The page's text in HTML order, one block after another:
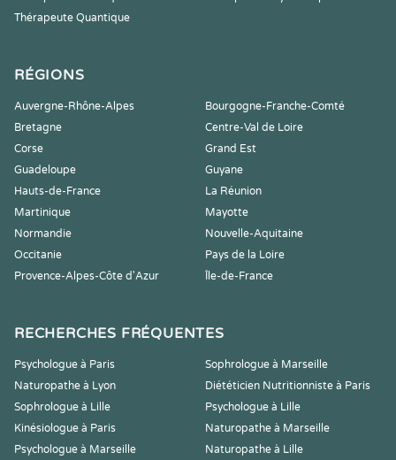
Thérapeute Quantique
RÉGIONS
Auvergne-Rhône-Alpes
Bourgogne-Franche-Comté
Bretagne
Centre-Val de Loire
Corse
Grand Est
Guadeloupe
Guyane
Hauts-de-France
La Réunion
Martinique
Mayotte
Normandie
Nouvelle-Aquitaine
Occitanie
Pays de la Loire
Provence-Alpes-Côte d'Azur
Île-de-France
RECHERCHES FRÉQUENTES
Psychologue à Paris
Sophrologue à Marseille
Naturopathe à Lyon
Diététicien Nutritionniste à Paris
Sophrologue à Lille
Psychologue à Lille
Kinésiologue à Paris
Naturopathe à Marseille
Psychologue à Marseille
Naturopathe à Lille